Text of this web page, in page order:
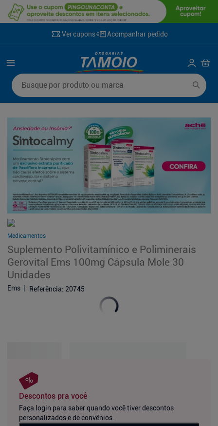
Ver cupons Acompanhar pedido
Busque por produto ou marca
Medicamentos
Suplemento Polivitamínico e Poliminerais
Gerovital Ems 100mg Cápsula Mole 30
Unidades
Ems Referência: 20745
Descontos pra você
Faça login para saber quando você tiver descontos
personalizados e de convênios.
Termos mais buscados
3º
desodorante
4º
sabonete líquido
5º fralda xg
8º
shampoo
9º
fralda xxg
10º sabonete